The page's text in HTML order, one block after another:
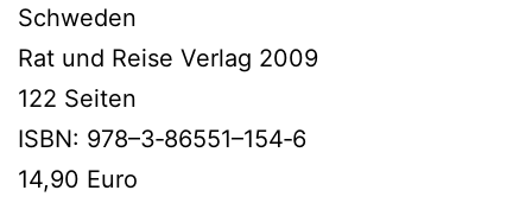
Schweden
Rat und Reise Verlag 2009
122 Seiten
ISBN: 978–3‑86551–154‑6
14,90 Euro